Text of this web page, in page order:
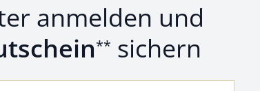
anmelden und
** sichern